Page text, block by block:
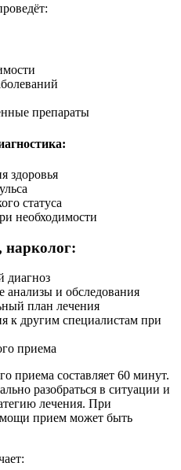
препараты
здоровья
статуса
необходимости
нарколог:
диагноз
анализы и обследования
план лечения
к другим специалистам при
приема
приема составляет 60 минут.
разобраться в ситуации и
лечения. При
прием может быть